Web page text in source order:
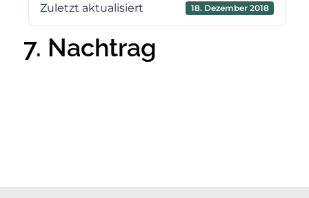
Zuletzt aktualisiert 18. Dezember 2018
7. Nachtrag